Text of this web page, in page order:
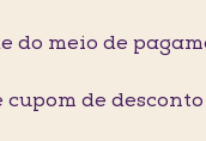
do meio de
cupom de